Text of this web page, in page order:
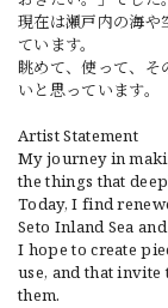
現在は瀬戸内の海や
ています。
眺めて、使って、そ
いと思っています。
Artist Statement
My journey in
the things that
Today, I find
Seto Inland Sea
I hope to create
use, and that
them.